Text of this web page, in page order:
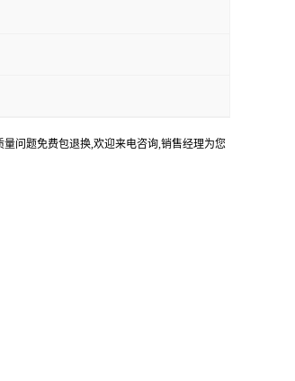
问题免费包退换,欢迎来电咨询,销售经理为您